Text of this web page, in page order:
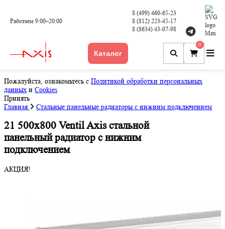
Работаем 9:00–20:00
8 (499) 460-65-23
8 (812) 223-45-17
8 (8634) 43-07-98
Каталог
0
Пожалуйста, ознакомьтесь с Политикой обработки персональных
данных и Cookies
Принять
Главная
Стальные панельные радиаторы с нижним подключением
21 500x800 Ventil Axis стальной
панельный радиатор с нижним
подключением
АКЦИЯ!